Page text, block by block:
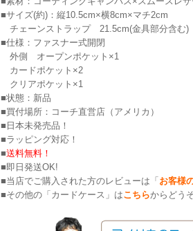
■サイズ(約)：縦10.5cm×横8cm×マチ2cm
チェーンストラップ 21.5cm(金具部分含む)
■仕様：ファスナー式開閉
外側 オープンポケット×1
カードポケット×2
クリアポケット×1
■状態：新品
■買付場所：コーチ直営店（アメリカ）
■日本未発売品！
■ラッピング対応！
■送料無料！
■即日発送OK!
■当店でご購入された方のレビューは「 お客様
■その他の「カードケース」はこちらからどう